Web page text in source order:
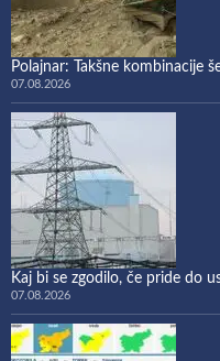
Polajnar: Takšne kombinacije
07.08.2026
Kaj bi se zgodilo, če pride do
07.08.2026